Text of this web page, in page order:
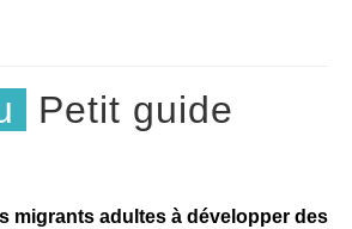
Petit guide
migrants adultes à développer des